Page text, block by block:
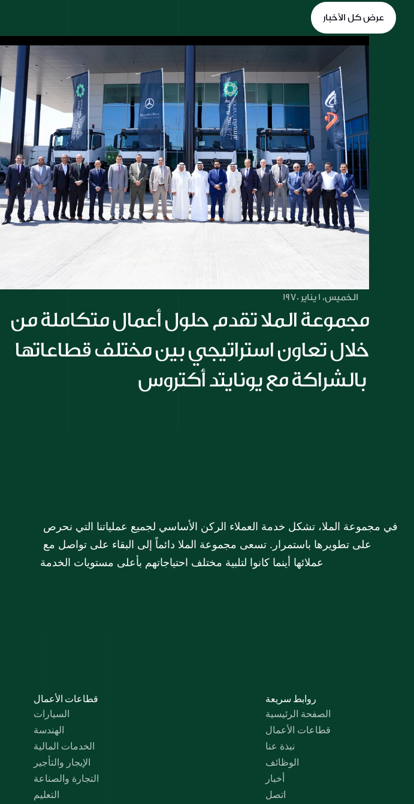
عرض كل الأخبار
الخميس، 1 يناير 1970
عملائها أينما كانوا لتلبية مختلف احتياجاتهم بأعلى مستويات الخدمة
قطاعات الأعمال
السيارات
الهندسة
الخدمات المالية
الإيجار والتأجير
التجارة والصناعة
التعليم
روابط سريعة
الصفحة الرئيسية
قطاعات الأعمال
نبذة عنا
الوظائف
أخبار
اتصل